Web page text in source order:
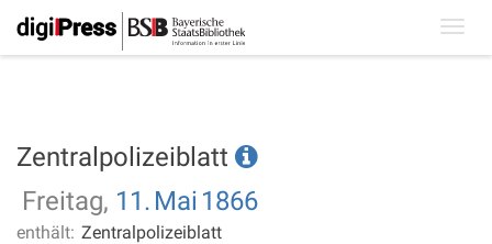
Zentralpolizeiblatt
Freitag, 11. Mai 1866
enthält: Zentralpolizeiblatt